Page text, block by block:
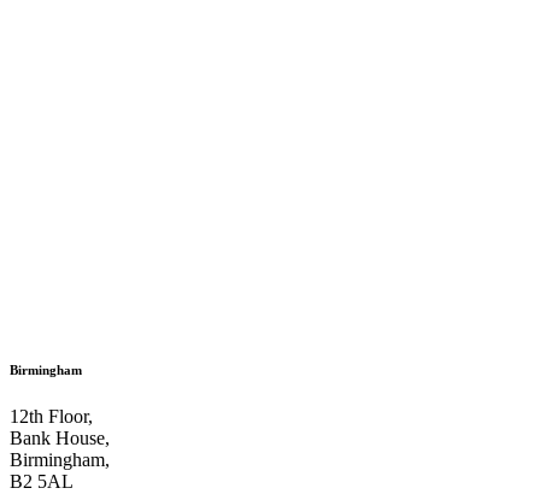
Birmingham
12th Floor,
Bank House,
Birmingham,
B2 5AL